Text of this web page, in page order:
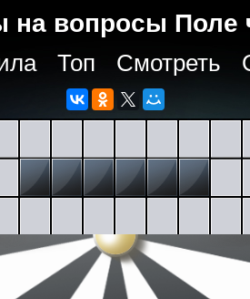
на вопросы Поле
Топ Смотреть